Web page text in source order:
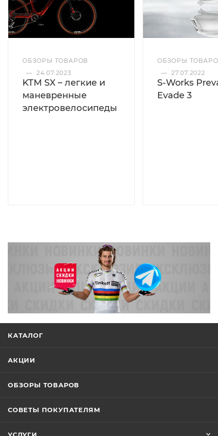
ОБЗОРЫ ТОВАРОВ
— 24.07.2023
KTM SX – легкие и
маневренные
электровелосипеды
ОБЗОРЫ
— 27.07.2022
S-Works
Evade 3
КАТАЛОГ
АКЦИИ
ОБЗОРЫ ТОВАРОВ
СОВЕТЫ ПОКУПАТЕЛЯМ